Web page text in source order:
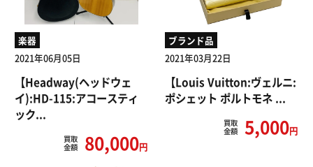
楽器
2021年06月05日
【Headway(ヘッドウェ
イ):HD-115:アコースティ
ック...
買取
金額
80,000円
ブランド品
2021年03月22日
【Louis Vuitton:ヴェルニ:
ポシェット ポルトモネ ...
買取
金額
5,000円